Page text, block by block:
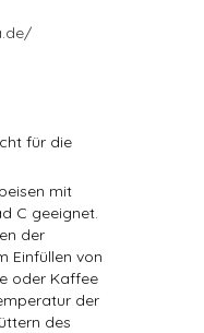
für die
mit
C geeignet.
der
Einfüllen von
oder Kaffee
der
des